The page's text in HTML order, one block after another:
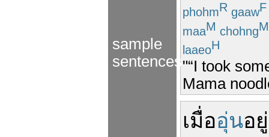
sample
sentences
phohmR gaawF
maaM chohngM
laaeoH
"“I took
Mama
เมื่ออุ่นอยู่